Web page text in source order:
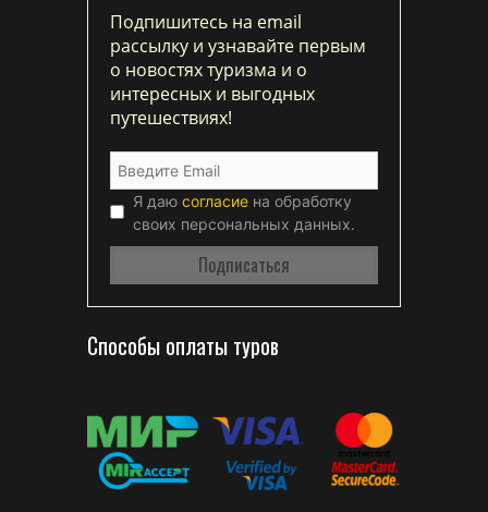
Подпишитесь на email
рассылку и узнавайте первым
о новостях туризма и о
интересных и выгодных
путешествиях!
Я даю согласие на обработку
своих персональных данных.
Способы оплаты туров